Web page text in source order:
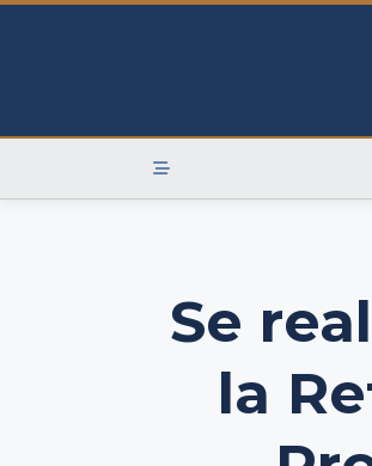
Skip
Se
la